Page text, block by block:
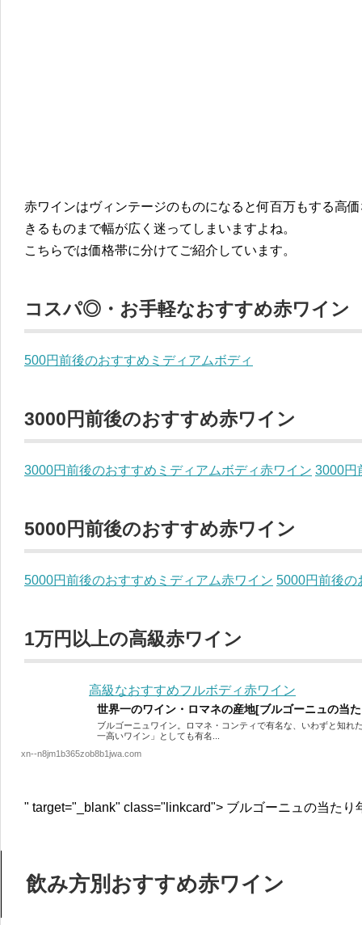
赤ワインはヴィンテージのものになると何百万もする高
きるものまで幅が広く迷ってしまいますよね。
こちらでは価格帯に分けてご紹介しています。
コスパ◎・お手軽なおすすめ赤ワイン
500円前後のおすすめミディアムボディ
3000円前後のおすすめ赤ワイン
3000円前後のおすすめミディアムボディ赤ワイン 3000円
5000円前後のおすすめ赤ワイン
5000円前後のおすすめミディアム赤ワイン 5000円前後の
1万円以上の高級赤ワイン
高級なおすすめフルボディ赤ワイン
世界一のワイン・ロマネの産地[ブルゴーニュの当
ブルゴーニュワイン。ロマネ・コンティで有名な、いわずと知れ
一高いワイン」としても有名...
xn--n8jm1b365zob8b1jwa.com
" target="_blank" class="linkcard"> ブルゴーニュの当たり
飲み方別おすすめ赤ワイン